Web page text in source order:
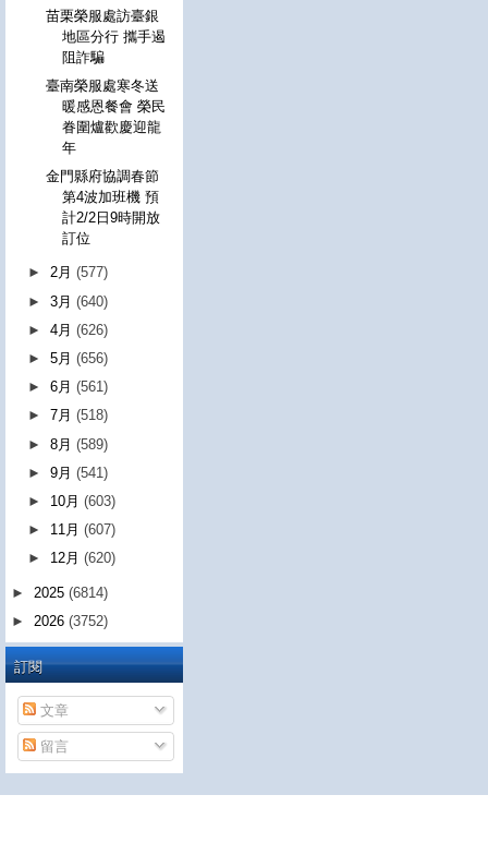
苗栗榮服處訪臺銀
地區分行 攜手遏
阻詐騙
臺南榮服處寒冬送
暖感恩餐會 榮民
眷圍爐歡慶迎龍
年
金門縣府協調春節
第4波加班機 預
計2/2日9時開放
訂位
►2月(577)
►3月(640)
►4月(626)
►5月(656)
►6月(561)
►7月(518)
►8月(589)
►9月(541)
► 10月(603)
► 11月(607)
► 12月(620)
► 2025 (6814)
► 2026 (3752)
訂閱
文章
留言